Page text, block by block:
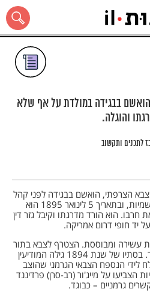
בבגידה במולדת על אף שלא
והוגלה.
לתכנים ותקשוב
הצרפתי, הואשם בבגידה לפני קהל
שקרא לעברו קריאות גנאי אנטישמיות, ובתאריך 5 לינואר 1895 הוא
חרבו. הוא הורד מדרגתו וקיבל גזר דין
יד חופי דרום אמריקה.
עשירה ומבוססת. הצטרף לצבא בתור
מהנדס והיה הקצין היהודי היחיד. בסתיו של שנת 1894 גילה המודיעין
לידי הנספח הצבאי הגרמני שהוצב
הצביעו על מייג'ור (רב-סרן) פרדיננד
גרמניים – כבוגד.